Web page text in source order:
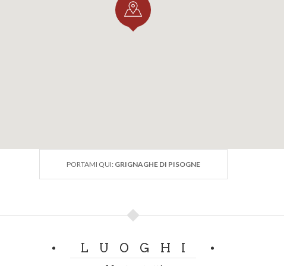
PORTAMI QUI: GRIGNAGHE DI PISOGNE
LUOGHI